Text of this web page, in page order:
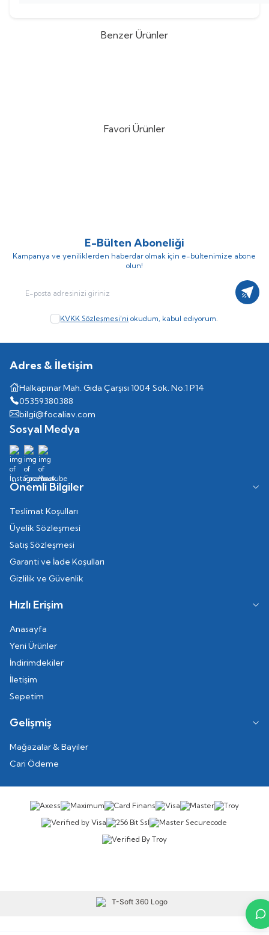
Benzer Ürünler
Favori Ürünler
E-Bülten Aboneliği
Kampanya ve yeniliklerden haberdar olmak için e-bültenimize abone
olun!
KVKK Sözleşmesi'ni okudum, kabul ediyorum.
Adres & İletişim
Halkapınar Mah. Gıda Çarşısı 1004 Sok. No:1 P14
05359380388
bilgi@focaliav.com
Sosyal Medya
Önemli Bilgiler
Teslimat Koşulları
Üyelik Sözleşmesi
Satış Sözleşmesi
Garanti ve İade Koşulları
Gizlilik ve Güvenlik
Hızlı Erişim
Anasayfa
Yeni Ürünler
İndirimdekiler
İletişim
Sepetim
Gelişmiş
Mağazalar & Bayiler
Cari Ödeme